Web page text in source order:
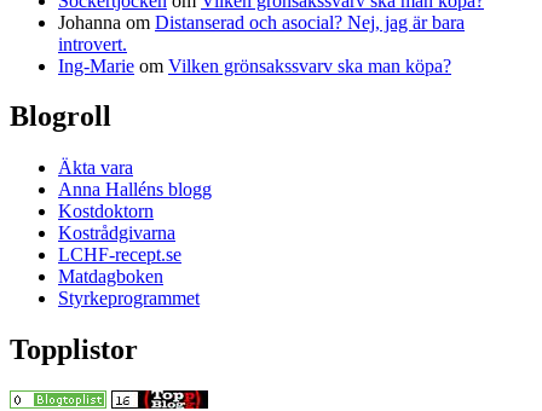
Johanna om Distanserad och asocial? Nej, jag är bara
introvert.
Ing-Marie om Vilken grönsakssvarv ska man köpa?
Blogroll
Äkta vara
Anna Halléns blogg
Kostdoktorn
Kostrådgivarna
LCHF-recept.se
Matdagboken
Styrkeprogrammet
Topplistor